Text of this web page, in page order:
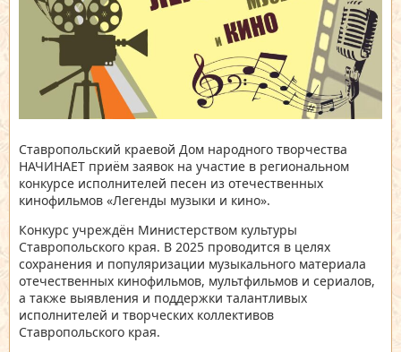
Ставропольский краевой Дом народного творчества
НАЧИНАЕТ приём заявок на участие в региональном
конкурсе исполнителей песен из отечественных
кинофильмов «Легенды музыки и кино».
Конкурс учреждён Министерством культуры
Ставропольского края. В 2025 проводится в целях
сохранения и популяризации музыкального материала
отечественных кинофильмов, мультфильмов и сериалов,
а также выявления и поддержки талантливых
исполнителей и творческих коллективов
Ставропольского края.